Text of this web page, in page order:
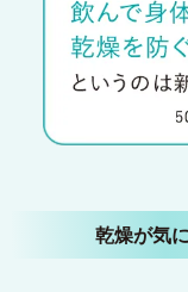
乾燥が気